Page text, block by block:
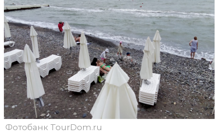
Фотобанк TourDom.ru